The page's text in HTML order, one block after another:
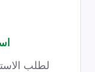
لطلب